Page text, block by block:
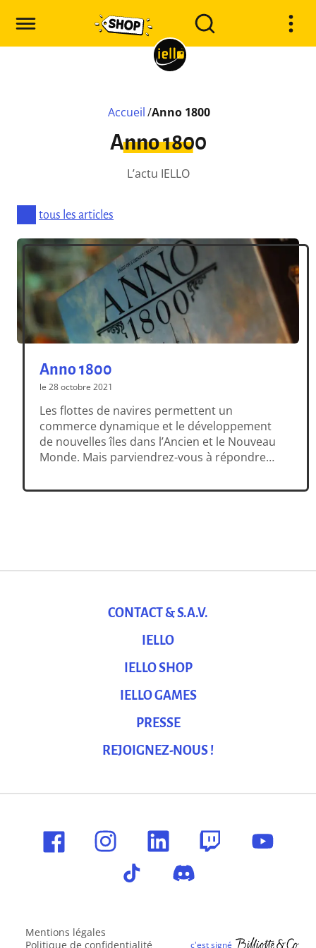
Accueil /Anno 1800
Anno 1800
L’actu IELLO
tous les articles
Anno 1800
le 28 octobre 2021
Les flottes de navires permettent un
commerce dynamique et le développement
de nouvelles îles dans l’Ancien et le Nouveau
Monde. Mais parviendrez-vous à répondre
1800, basé sur le célèbre jeu vidéo d’Ubisoft,
CONTACT & S.A.V.
IELLO
IELLO SHOP
IELLO GAMES
PRESSE
REJOIGNEZ-NOUS !
Mentions légales
Politique de confidentialité